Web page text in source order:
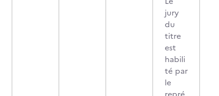
jury
du
titre
est
habili
té par
le